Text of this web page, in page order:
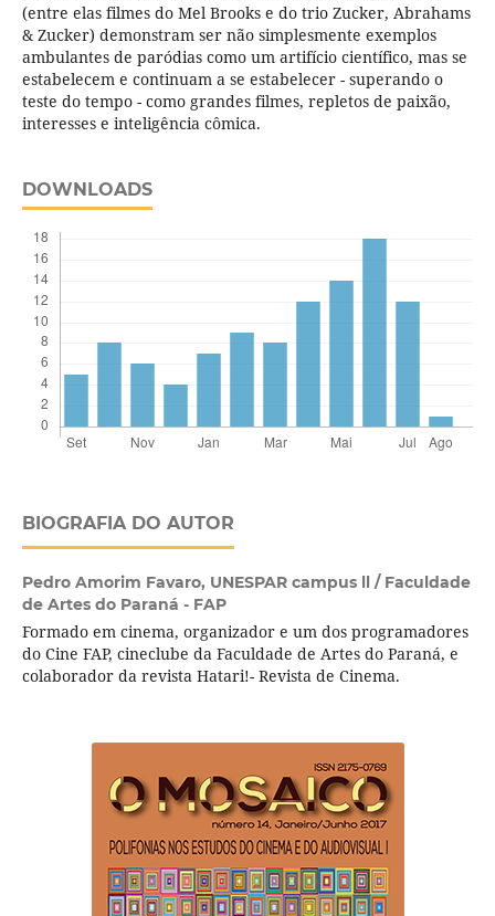
(entre elas filmes do Mel Brooks e do trio Zucker, Abrahams
& Zucker) demonstram ser não simplesmente exemplos
ambulantes de paródias como um artifí­cio cientí­fico, mas se
estabelecem e continuam a se estabelecer - superando o
teste do tempo - como grandes filmes, repletos de paixão,
interesses e inteligência cômica.
DOWNLOADS
BIOGRAFIA DO AUTOR
Pedro Amorim Favaro, UNESPAR campus ll / Faculdade
de Artes do Paraná - FAP
Formado em cinema, organizador e um dos programadores
do Cine FAP, cineclube da Faculdade de Artes do Paraná, e
colaborador da revista Hatari!- Revista de Cinema.